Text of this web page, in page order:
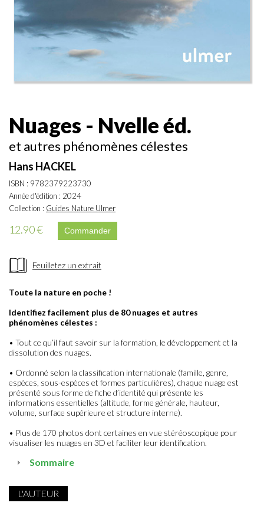
Nuages - Nvelle éd.
et autres phénomènes célestes
Hans HACKEL
ISBN : 9782379223730
Année d'édition : 2024
Collection : Guides Nature Ulmer
12.90 €
Feuilletez un extrait
Toute la nature en poche !
Identifiez facilement plus de 80 nuages et autres
phénomènes célestes :
• Tout ce qu’il faut savoir sur la formation, le développement et la
dissolution des nuages.
• Ordonné selon la classification internationale (famille, genre,
espèces, sous-espèces et formes particulières), chaque nuage est
présenté sous forme de fiche d’identité qui présente les
informations essentielles (altitude, forme générale, hauteur,
volume, surface supérieure et structure interne).
• Plus de 170 photos dont certaines en vue stéréoscopique pour
visualiser les nuages en 3D et faciliter leur identification.
Sommaire
L'AUTEUR